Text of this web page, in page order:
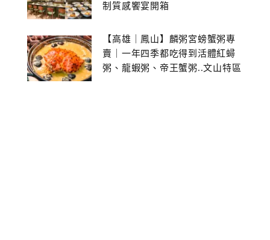
制質感饗宴開箱
【高雄｜鳳山】麟粥宮螃蟹粥專
賣｜一年四季都吃得到活體紅蟳
粥、龍蝦粥、帝王蟹粥..文山特區